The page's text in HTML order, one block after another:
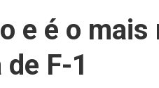
e é o mais
F-1